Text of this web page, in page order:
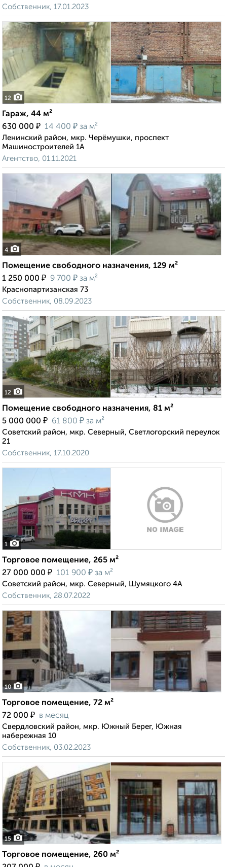
Собственник, 17.01.2023
12
Гараж, 44 м²
630 000 ₽ 14 400 ₽ за м²
Ленинский район, мкр. Черёмушки, проспект
Машиностроителей 1А
Агентство, 01.11.2021
4
Помещение свободного назначения, 129 м²
1 250 000 ₽ 9 700 ₽ за м²
Краснопартизанская 73
Собственник, 08.09.2023
12
Помещение свободного назначения, 81 м²
5 000 000 ₽ 61 800 ₽ за м²
Советский район, мкр. Северный, Светлогорский переулок
21
Собственник, 17.10.2020
1
Торговое помещение, 265 м²
27 000 000 ₽ 101 900 ₽ за м²
Советский район, мкр. Северный, Шумяцкого 4А
Собственник, 28.07.2022
10
Торговое помещение, 72 м²
72 000 ₽ в месяц
Свердловский район, мкр. Южный Берег, Южная
набережная 10
Собственник, 03.02.2023
15
Торговое помещение, 260 м²